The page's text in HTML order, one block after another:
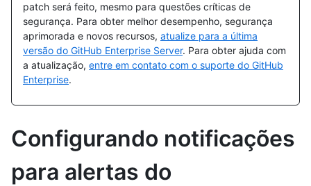
patch será feito, mesmo para questões críticas de
segurança. Para obter melhor desempenho, segurança
aprimorada e novos recursos, atualize para a última
versão do GitHub Enterprise Server. Para obter ajuda com
a atualização, entre em contato com o suporte do GitHub
Enterprise.
Configurando notificações
para alertas do